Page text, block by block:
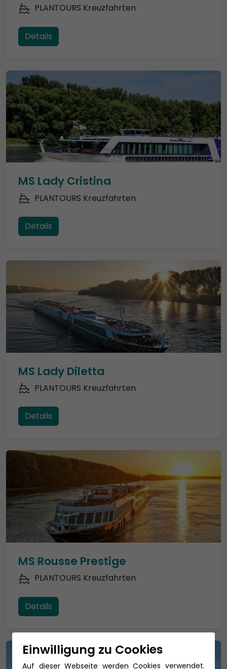
PLANTOURS Kreuzfahrten
Details
MS Lady Cristina
PLANTOURS Kreuzfahrten
Details
MS Lady Diletta
PLANTOURS Kreuzfahrten
Details
MS Rousse Prestige
PLANTOURS Kreuzfahrten
Details
Einwilligung zu Cookies
Auf dieser Webseite werden Cookies verwendet.